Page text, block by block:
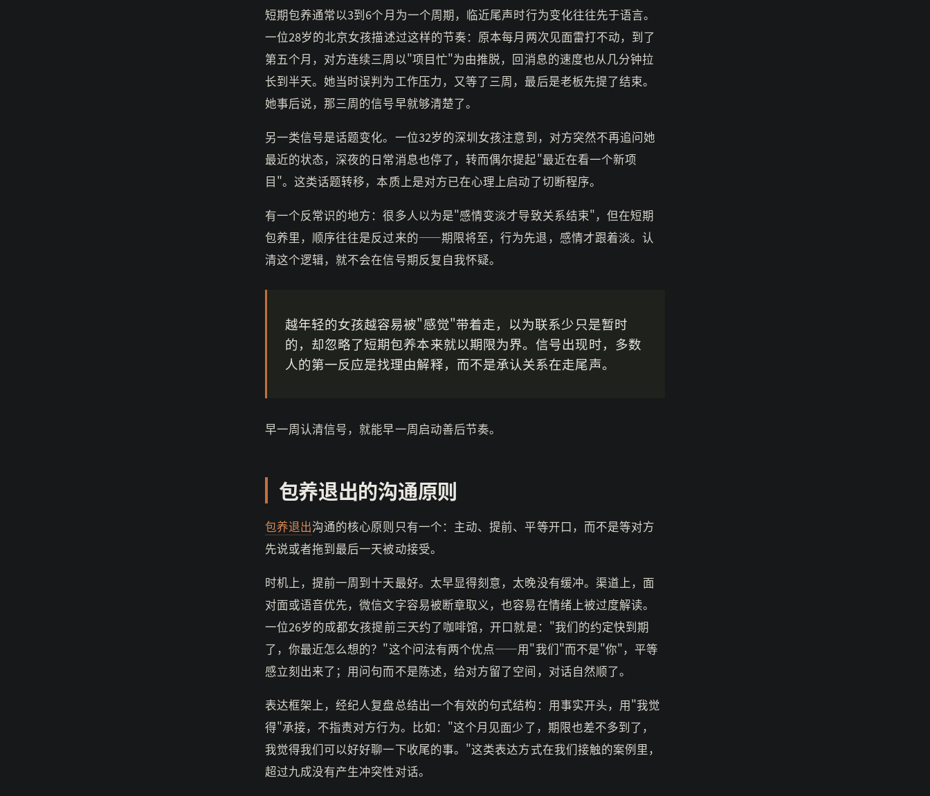
短期包养通常以3到6个月为一个周期，临近尾声时行为变化往往先于语言。
一位28岁的北京女孩描述过这样的节奏：原本每月两次见面雷打不动，到了
第五个月，对方连续三周以"项目忙"为由推脱，回消息的速度也从几分钟拉
长到半天。她当时误判为工作压力，又等了三周，最后是老板先提了结束。
她事后说，那三周的信号早就够清楚了。
另一类信号是话题变化。一位32岁的深圳女孩注意到，对方突然不再追问她
最近的状态，深夜的日常消息也停了，转而偶尔提起"最近在看一个新项
目"。这类话题转移，本质上是对方已在心理上启动了切断程序。
有一个反常识的地方：很多人以为是"感情变淡才导致关系结束"，但在短期
包养里，顺序往往是反过来的——期限将至，行为先退，感情才跟着淡。认
清这个逻辑，就不会在信号期反复自我怀疑。
越年轻的女孩越容易被"感觉"带着走，以为联系少只是暂时
的，却忽略了短期包养本来就以期限为界。信号出现时，多数
人的第一反应是找理由解释，而不是承认关系在走尾声。
早一周认清信号，就能早一周启动善后节奏。
包养退出的沟通原则
包养退出沟通的核心原则只有一个：主动、提前、平等开口，而不是等对方
先说或者拖到最后一天被动接受。
时机上，提前一周到十天最好。太早显得刻意，太晚没有缓冲。渠道上，面
对面或语音优先，微信文字容易被断章取义，也容易在情绪上被过度解读。
一位26岁的成都女孩提前三天约了咖啡馆，开口就是："我们的约定快到期
了，你最近怎么想的？"这个问法有两个优点——用"我们"而不是"你"，平等
感立刻出来了；用问句而不是陈述，给对方留了空间，对话自然顺了。
表达框架上，经纪人复盘总结出一个有效的句式结构：用事实开头，用"我觉
得"承接，不指责对方行为。比如："这个月见面少了，期限也差不多到了，
我觉得我们可以好好聊一下收尾的事。"这类表达方式在我们接触的案例里，
超过九成没有产生冲突性对话。